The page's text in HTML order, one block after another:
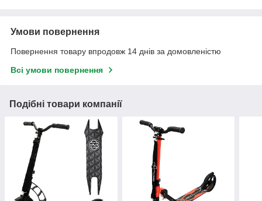
Умови повернення
Повернення товару впродовж 14 днів за домовленістю
Всі умови повернення
Подібні товари компанії